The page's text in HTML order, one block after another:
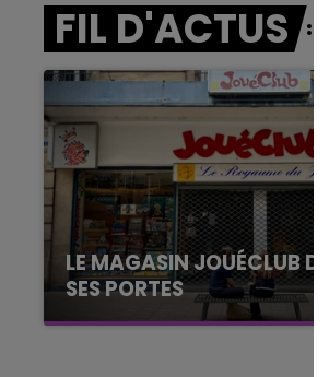
FIL D'ACTUS
LE MAGASIN JOUÉCLUB
SES PORTES
C'était l'une des institutions du